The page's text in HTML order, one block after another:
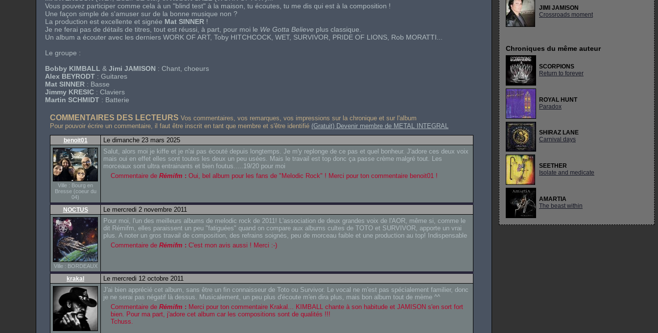
Vous pouvez participer comme cela à un "blind test" à la maison, tu écoutes, tu me dis qui est à la composition !
Une façon simple de s'amuser sur de la bonne musique non ?
La production est excellente et signée Mat SINNER !
Je ne ferai pas de détails de titres, tout est réussi, à part, pour moi le We Gotta Believe plus classique.
Un album a écouter avec les derniers WORK OF ART, Toby HITCHCOCK WET, SURVIVOR PRIDE OF LIONS Rob MORATTI
Le groupe :
Bobby KIMBALL & Jimi JAMISON : Chant, choeurs
Alex BEYRODT : Guitares
Mat SINNER : Basse
Jimmy KRESIC : Claviers
Martin SCHMIDT : Batterie
COMMENTAIRES DES LECTEURS Vos commentaires, vos remarques, vos impressions sur la chronique et sur l'album
Pour pouvoir écrire un commentaire, il faut être inscrit en tant que membre et s'être identifié (Gratuit) Devenir membre de METAL INTEGRAL
benoit01 Le dimanche 23 mars 2025
Ville : Bourg en
Bresse (coeur du
04)
Salut, alors moi je kiffe et je n'ai pas écouté depuis longtemps. Je m'y replonge de ce pas et quel bonheur. J'adore ces deux voix
mais oui en effet elles sont toutes les deux un peu usées. Mais le travail est top donc ça passe crème malgré tout. Les
morceaux sont ultra entrainants et bien foutus.....19/20 pour moi
Commentaire de Rémifm : Oui, bel album pour les fans de "Melodic Rock" ! Merci pour ton commentaire benoit01 !
NOCTUS Le mercredi 2 novembre 2011
Ville : BORDEAUX
Pour moi, l'un des meilleurs albums de melodic rock de 2011! L'association de deux grandes voix de l'AOR, même si, comme le
dit Rémifm, elles paraissent un peu "fatiguées" quand on compare aux albums cultes de TOTO et SURVIVOR, apporte un vrai
plus. A noter un gros travail de composition, des refrains soignés, peu de morceau faible et une production au top! Indispensable
Commentaire de Rémifm : C'est mon avis aussi ! Merci :-)
krakal
Le mercredi 12 octobre 2011
J'ai bien apprécié cet album, sans être un fin connaisseur de Toto ou Survivor. Le vocal ne m'est pas spécialement familier, donc
je ne serai pas négatif là dessus. Musicalement, un peu plus d'écoute m'en dira plus, mais bon album tout de mème ^^
Commentaire de Rémifm : Merci pour ton commentaire Krakal... KIMBALL chante à son habitude et JAMISON s'en sort fort
bien. Pour ma part, j'adore cet album car les compositions sont de qualités !!!
Tchuss.
JIMI JAMISON
Crossroads moment
Chroniques du même auteur
SCORPIONS
Return to forever
ROYAL HUNT
Paradox
SHIRAZ LANE
Carnival days
SEETHER
Isolate and medicate
AMARTIA
The beast within